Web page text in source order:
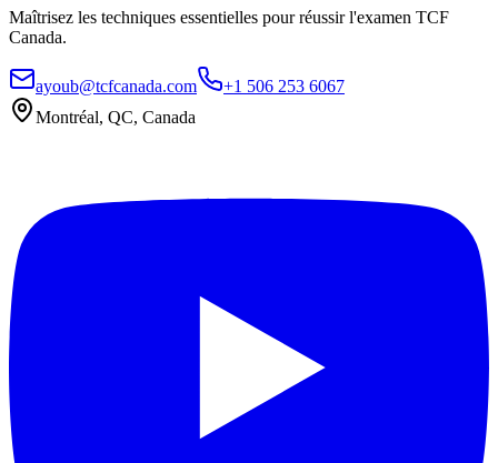
Maîtrisez les techniques essentielles pour réussir l'examen TCF
Canada.
ayoub@tcfcanada.com
+1 506 253 6067
Montréal, QC, Canada